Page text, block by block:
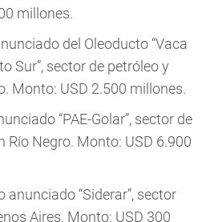
millones.
del Oleoducto “Vaca
Sur”, sector de petróleo y
Monto: USD 2.500 millones.
“PAE-Golar”, sector de
Río Negro. Monto: USD 6.900
anunciado “Siderar”, sector
Aires. Monto: USD 300